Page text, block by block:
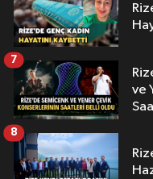
ve
7
8